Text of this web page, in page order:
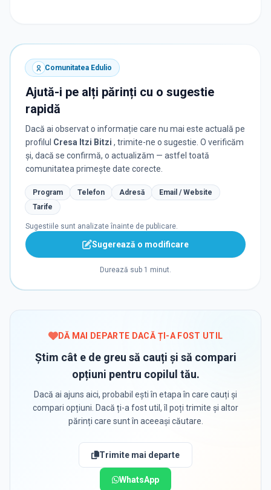
Comunitatea Edulio
Ajută-i pe alți părinți cu o sugestie
rapidă
Dacă ai observat o informație care nu mai este actuală pe
profilul Cresa Itzi Bitzi , trimite-ne o sugestie. O verificăm
și, dacă se confirmă, o actualizăm — astfel toată
comunitatea primește date corecte.
Program Telefon Adresă
Email / Website
Tarife
Sugestiile sunt analizate înainte de publicare.
Sugerează o modificare
Durează sub 1 minut.
DĂ MAI DEPARTE DACĂ ȚI-A FOST UTIL
Știm cât e de greu să cauți și să compari
opțiuni pentru copilul tău.
Dacă ai ajuns aici, probabil ești în etapa în care cauți și
compari opțiuni. Dacă ți-a fost util, îl poți trimite și altor
părinți care sunt în aceeași căutare.
Trimite mai departe
WhatsApp